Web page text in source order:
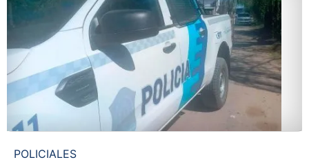
POLICIALES